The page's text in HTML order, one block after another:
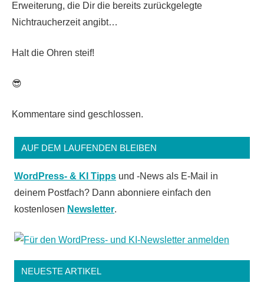
Erweiterung, die Dir die bereits zurückgelegte
Nichtraucherzeit angibt…
Halt die Ohren steif!
😎
Kommentare sind geschlossen.
AUF DEM LAUFENDEN BLEIBEN
WordPress- & KI Tipps und -News als E-Mail in
deinem Postfach? Dann abonniere einfach den
kostenlosen Newsletter.
NEUESTE ARTIKEL